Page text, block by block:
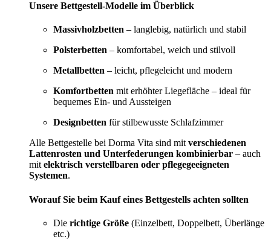
Unsere Bettgestell-Modelle im Überblick
Massivholzbetten – langlebig, natürlich und stabil
Polsterbetten – komfortabel, weich und stilvoll
Metallbetten – leicht, pflegeleicht und modern
Komfortbetten mit erhöhter Liegefläche – ideal für
bequemes Ein- und Aussteigen
Designbetten für stilbewusste Schlafzimmer
Alle Bettgestelle bei Dorma Vita sind mit verschiedenen
Lattenrosten und Unterfederungen kombinierbar – auch
mit elektrisch verstellbaren oder pflegegeeigneten
Systemen.
Worauf Sie beim Kauf eines Bettgestells achten sollten
Die richtige Größe (Einzelbett, Doppelbett, Überlänge
etc.)